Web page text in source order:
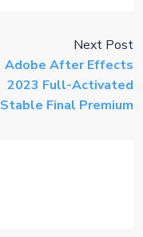
Next Post
Adobe After Effects
2023 Full-Activated
Stable Final Premium